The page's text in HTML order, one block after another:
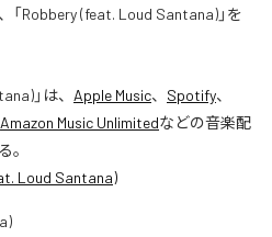
Robbery (feat. Loud Santana)」を
」は、 Apple Music、 Spotify、
Amazon Music Unlimitedなどの音楽配
。
Loud Santana)